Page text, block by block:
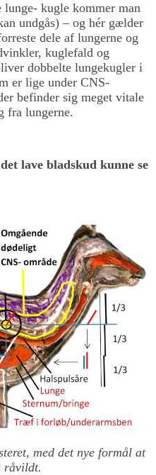
kugle kommer man
undgås) – og hér gælder
dele af lungerne og
kuglefald og
dobbelte lungekugler i
er lige under CNS-
befinder sig meget vitale
fra lungerne.
lave bladskud kunne se
med det nye formål at
råvildt.